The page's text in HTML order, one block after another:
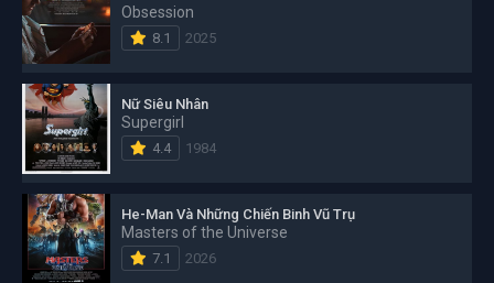
Obsession
8.1 2025
Nữ Siêu Nhân
Supergirl
4.4 1984
He-Man Và Những Chiến Binh Vũ Trụ
Masters of the Universe
7.1 2026